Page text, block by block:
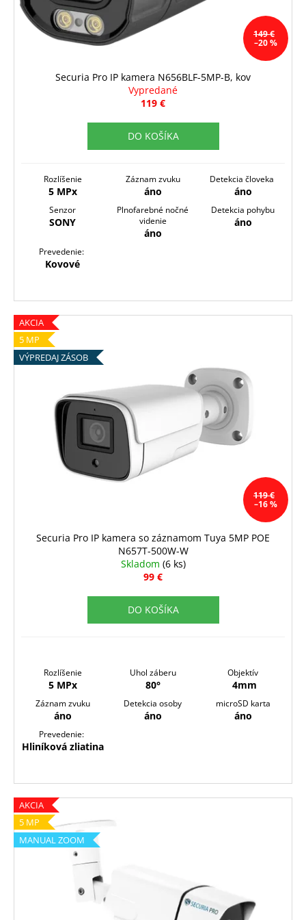
v
149 €
–20 %
Securia Pro IP kamera N656BLF-5MP-B, kov
Vypredané
119 €
DO KOŠÍKA
Rozlíšenie
5 MPx
Záznam zvuku
áno
Detekcia človeka
áno
Senzor
SONY
Plnofarebné nočné
videnie
áno
Detekcia pohybu
áno
Prevedenie:
Kovové
AKCIA
5 MP
VÝPREDAJ ZÁSOB
119 €
–16 %
Securia Pro IP kamera so záznamom Tuya 5MP POE
N657T-500W-W
Skladom (6 ks)
99 €
DO KOŠÍKA
Rozlíšenie
5 MPx
Uhol záberu
80°
Objektív
4mm
Záznam zvuku
áno
Detekcia osoby
áno
microSD karta
áno
Prevedenie:
Hliníková zliatina
AKCIA
5 MP
MANUAL ZOOM